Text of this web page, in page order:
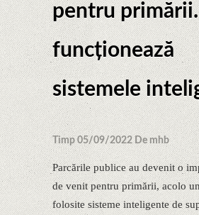
pentru
funcționează
sistemele
Timp 05/09/2022 De mhb
Parcările publice au devenit o
de venit pentru primării, acolo
folosite sisteme inteligente de